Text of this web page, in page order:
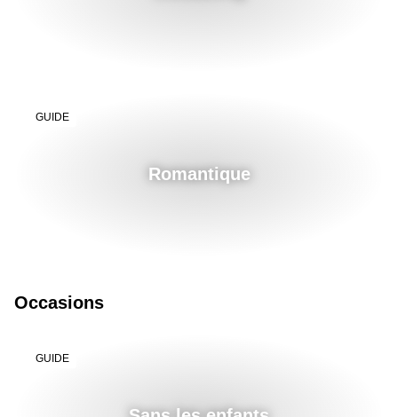
GUIDE
Romantique
Occasions
GUIDE